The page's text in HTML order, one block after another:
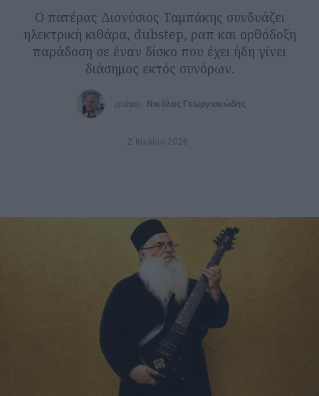
Ο πατέρας Διονύσιος Ταμπάκης συνδυάζει
ηλεκτρική κιθάρα, dubstep, ραπ και ορθόδοξη
παράδοση σε έναν δίσκο που έχει ήδη γίνει
διάσημος εκτός συνόρων.
γράφει: Νικόλας Γεωργιακώδης
2 Ιουλίου 2026